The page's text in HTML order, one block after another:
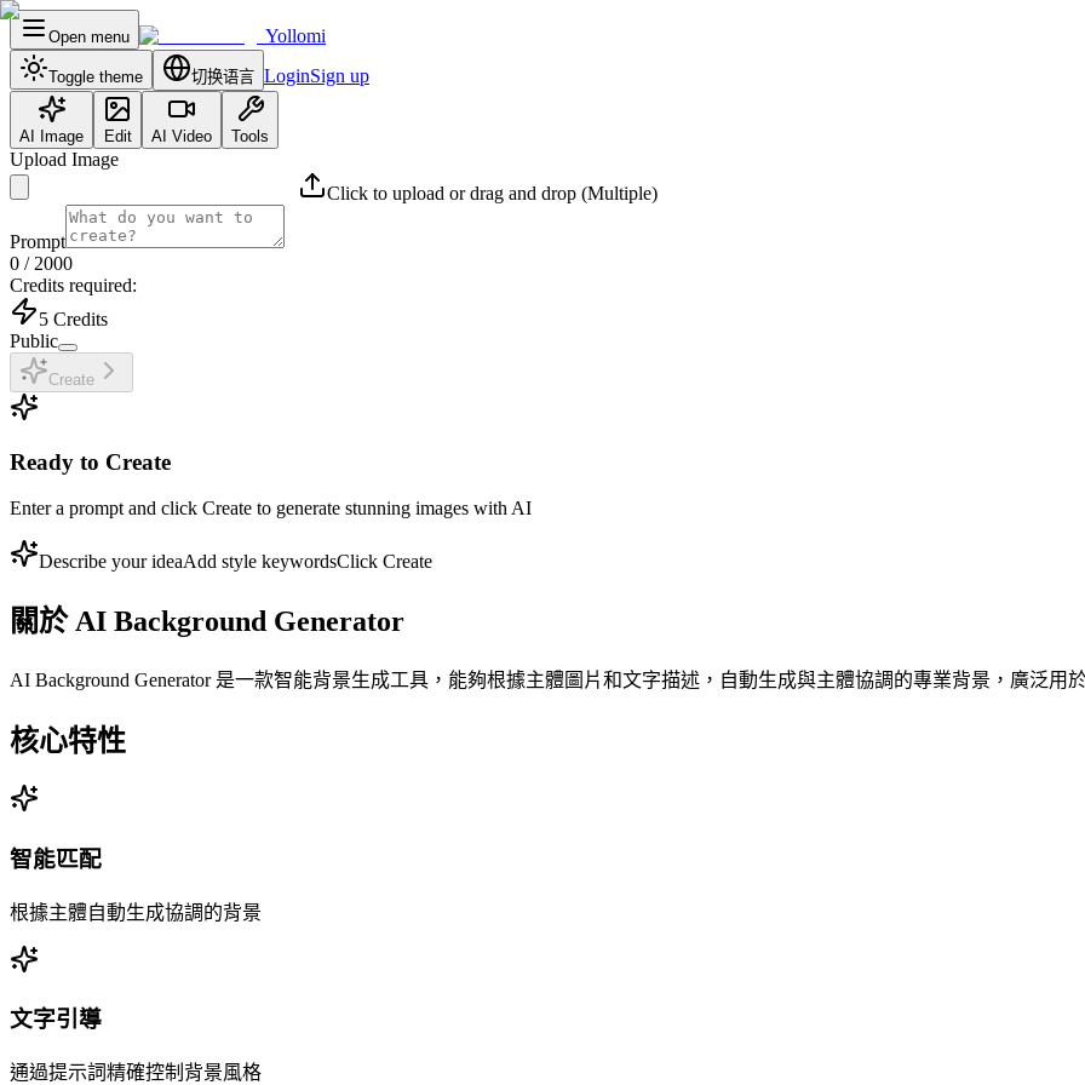
Open menu Yollomi
Toggle theme 切换语言 LoginSign up
AI Image Edit AI Video Tools
Upload Image
Click to upload or drag and drop (Multiple)
Prompt
0 / 2000
Credits required:
5 Credits
Public
Create
Ready to Create
Enter a prompt and click Create to generate stunning images with AI
Describe your ideaAdd style keywordsClick Create
關於 AI Background Generator
AI Background Generator 是一款智能背景生成工具，能夠根據主體圖片和文字描述，自動生成與主體協調的專業背景，廣泛用
核心特性
智能匹配
根據主體自動生成協調的背景
文字引導
通過提示詞精確控制背景風格